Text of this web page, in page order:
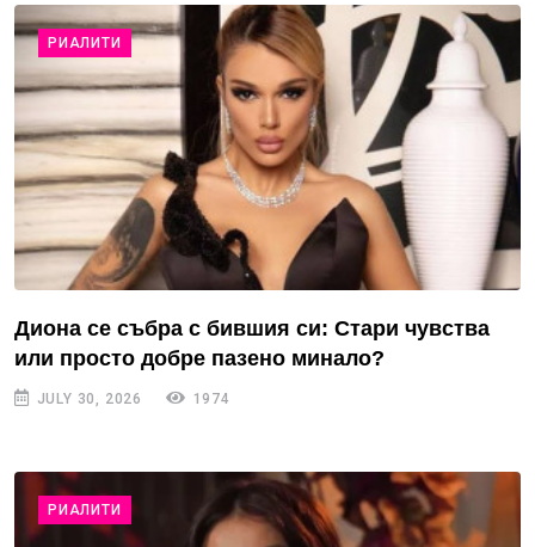
РИАЛИТИ
Диона се събра с бившия си: Стари чувства
или просто добре пазено минало?
JULY 30, 2026 1974
РИАЛИТИ